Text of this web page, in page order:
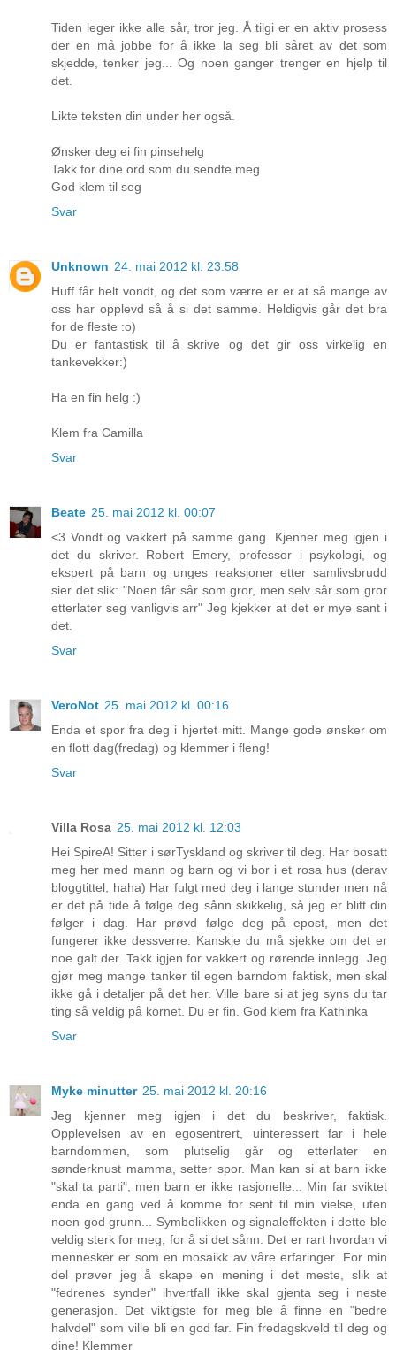
Tiden leger ikke alle sår, tror jeg. Å tilgi er en aktiv prosess
der en må jobbe for å ikke la seg bli såret av det som
skjedde, tenker jeg... Og noen ganger trenger en hjelp til
det.
Likte teksten din under her også.
Ønsker deg ei fin pinsehelg
Takk for dine ord som du sendte meg
God klem til seg
Svar
Unknown 24. mai 2012 kl. 23:58
Huff får helt vondt, og det som værre er er at så mange av
oss har opplevd så å si det samme. Heldigvis går det bra
for de fleste :o)
Du er fantastisk til å skrive og det gir oss virkelig en
tankevekker:)
Ha en fin helg :)
Klem fra Camilla
Svar
Beate 25. mai 2012 kl. 00:07
<3 Vondt og vakkert på samme gang. Kjenner meg igjen i
det du skriver. Robert Emery, professor i psykologi, og
ekspert på barn og unges reaksjoner etter samlivsbrudd
sier det slik: "Noen får sår som gror, men selv sår som gror
etterlater seg vanligvis arr" Jeg kjekker at det er mye sant i
det.
Svar
VeroNot 25. mai 2012 kl. 00:16
Enda et spor fra deg i hjertet mitt. Mange gode ønsker om
en flott dag(fredag) og klemmer i fleng!
Svar
Villa Rosa 25. mai 2012 kl. 12:03
Hei SpireA! Sitter i sørTyskland og skriver til deg. Har bosatt
meg her med mann og barn og vi bor i et rosa hus (derav
bloggtittel, haha) Har fulgt med deg i lange stunder men nå
er det på tide å følge deg sånn skikkelig, så jeg er blitt din
følger i dag. Har prøvd følge deg på epost, men det
fungerer ikke dessverre. Kanskje du må sjekke om det er
noe galt der. Takk igjen for vakkert og rørende innlegg. Jeg
gjør meg mange tanker til egen barndom faktisk, men skal
ikke gå i detaljer på det her. Ville bare si at jeg syns du tar
ting så veldig på kornet. Du er fin. God klem fra Kathinka
Svar
Myke minutter 25. mai 2012 kl. 20:16
Jeg kjenner meg igjen i det du beskriver, faktisk.
Opplevelsen av en egosentrert, uinteressert far i hele
barndommen, som plutselig går og etterlater en
sønderknust mamma, setter spor. Man kan si at barn ikke
"skal ta parti", men barn er ikke rasjonelle... Min far sviktet
enda en gang ved å komme for sent til min vielse, uten
noen god grunn... Symbolikken og signaleffekten i dette ble
veldig sterk for meg, for å si det sånn. Det er rart hvordan vi
mennesker er som en mosaikk av våre erfaringer. For min
del prøver jeg å skape en mening i det meste, slik at
"fedrenes synder" ihvertfall ikke skal gjenta seg i neste
generasjon. Det viktigste for meg ble å finne en "bedre
halvdel" som ville bli en god far. Fin fredagskveld til deg og
dine! Klemmer